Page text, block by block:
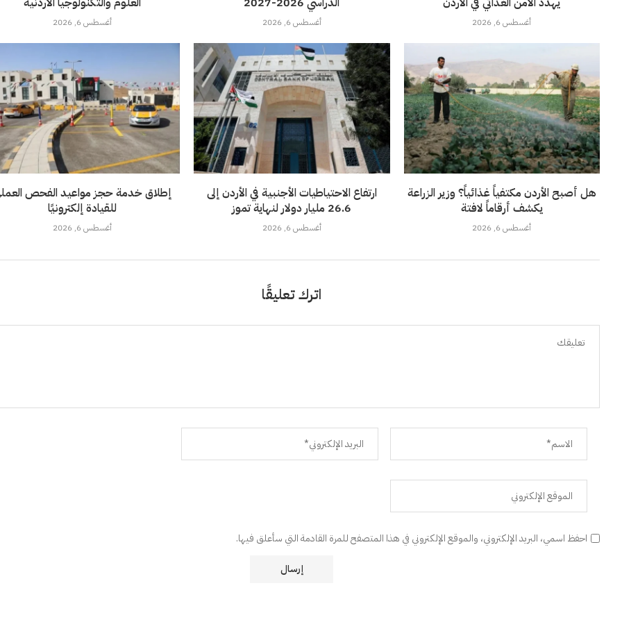
أغسطس 6, 2026 أغسطس 6, 2026 أغسطس 6, 2026
إطلاق خدمة حجز مواعيد الفحص
للقيادة إلكترونيًا
أغسطس 6, 2026
ارتفاع الاحتياطيات الأجنبية في الأردن إلى
26.6 مليار دولار لنهاية تموز
أغسطس 6, 2026
هل أصبح الأردن مكتفياً غذائياً؟ وزير الزراعة
يكشف أرقاماً لافتة
أغسطس 6, 2026
اترك تعليقًا
احفظ اسمي، البريد الإلكتروني، والموقع الإلكتروني في هذا المتصفح للمرة القادمة التي سأعلق فيها.